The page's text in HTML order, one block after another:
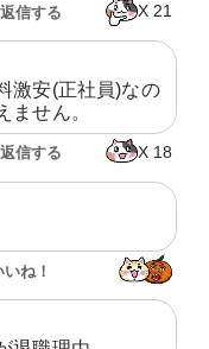
X21
返信する
激安(正社員)なの
ません。
X 18
返信する
いね！